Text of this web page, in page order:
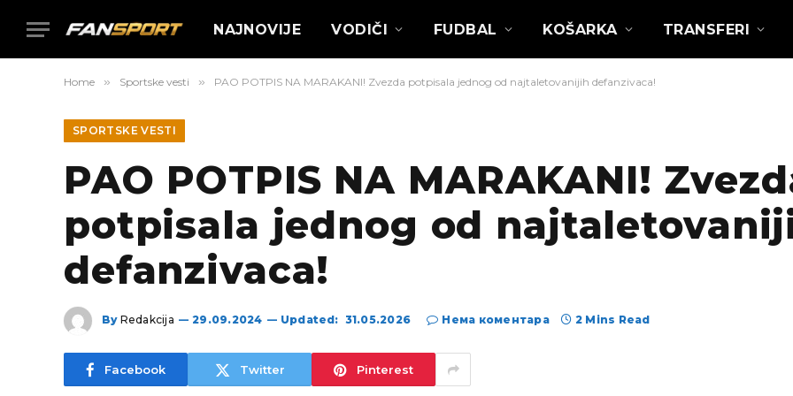
NAJNOVIJE VODIČI FUDBAL KOŠARKA TRANSFERI
Home » Sportske vesti » PAO POTPIS NA MARAKANI! Zvezda potpisala jednog od najtaletovanijih defanzivaca!
SPORTSKE VESTI
PAO POTPIS NA MARAKANI!
potpisala jednog od
defanzivaca!
By Redakcija 29.09.2024 Updated: 31.05.2026 Нема коментара 2 Mins Read
Facebook Twitter Pinterest